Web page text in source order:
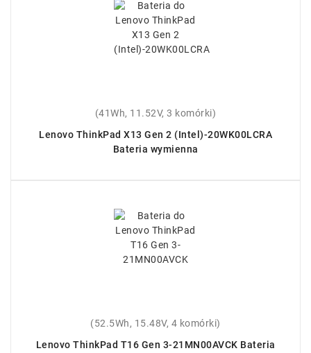
(41Wh, 11.52V, 3 komórki)
Lenovo ThinkPad X13 Gen 2 (Intel)-20WK00LCRA
Bateria wymienna
(52.5Wh, 15.48V, 4 komórki)
Lenovo ThinkPad T16 Gen 3-21MN00AVCK Bateria